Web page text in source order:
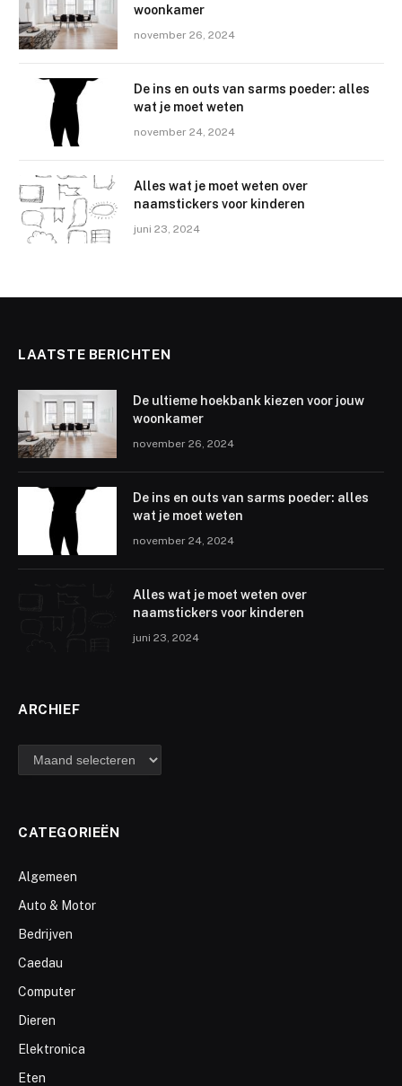
woonkamer
november 26, 2024
De ins en outs van sarms poeder: alles
wat je moet weten
november 24, 2024
Alles wat je moet weten over
naamstickers voor kinderen
juni 23, 2024
LAATSTE BERICHTEN
De ultieme hoekbank kiezen voor jouw
woonkamer
november 26, 2024
De ins en outs van sarms poeder: alles
wat je moet weten
november 24, 2024
Alles wat je moet weten over
naamstickers voor kinderen
juni 23, 2024
ARCHIEF
archief
CATEGORIEËN
Algemeen
Auto & Motor
Bedrijven
Caedau
Computer
Dieren
Elektronica
Eten